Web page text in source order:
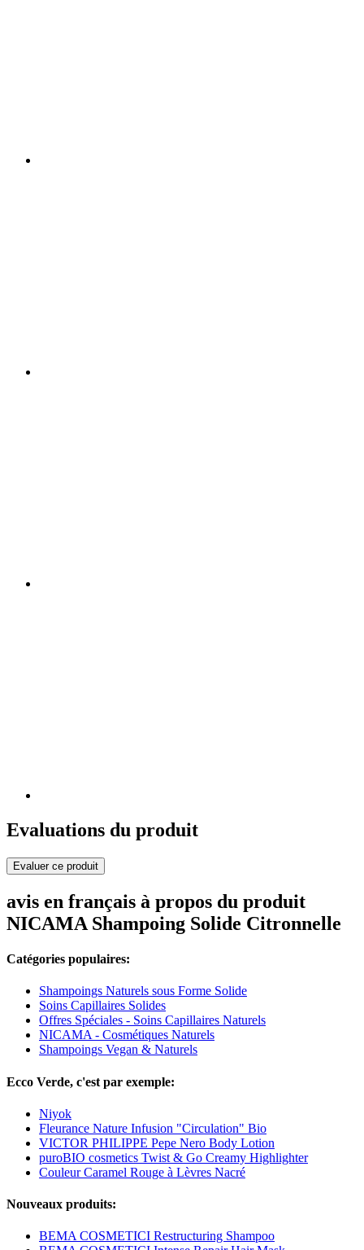
Evaluations du produit
Evaluer ce produit
avis en français à propos du produit
NICAMA Shampoing Solide Citronnelle
Catégories populaires:
Shampoings Naturels sous Forme Solide
Soins Capillaires Solides
Offres Spéciales - Soins Capillaires Naturels
NICAMA - Cosmétiques Naturels
Shampoings Vegan & Naturels
Ecco Verde, c'est par exemple:
Niyok
Fleurance Nature Infusion "Circulation" Bio
VICTOR PHILIPPE Pepe Nero Body Lotion
puroBIO cosmetics Twist & Go Creamy Highlighter
Couleur Caramel Rouge à Lèvres Nacré
Nouveaux produits:
BEMA COSMETICI Restructuring Shampoo